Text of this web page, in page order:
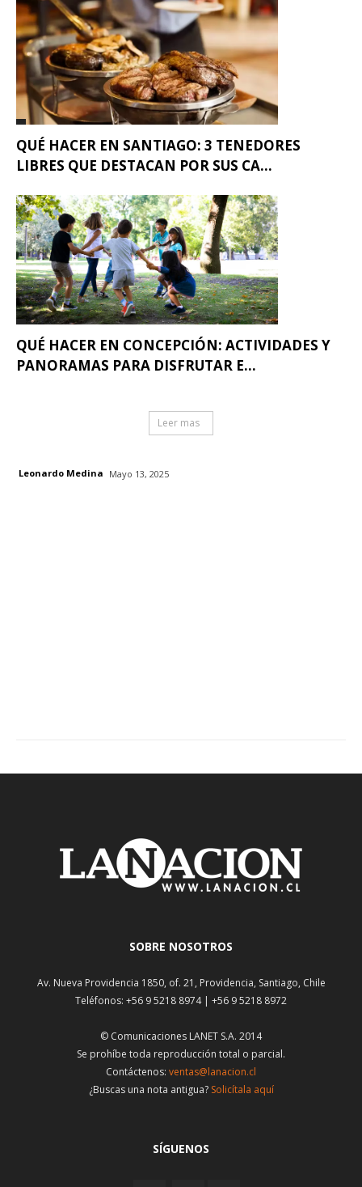
QUÉ HACER EN SANTIAGO: 3 TENEDORES
LIBRES QUE DESTACAN POR SUS CA...
QUÉ HACER EN CONCEPCIÓN: ACTIVIDADES Y
PANORAMAS PARA DISFRUTAR E...
Leer mas
Leonardo Medina Mayo 13, 2025
SOBRE NOSOTROS
Av. Nueva Providencia 1850, of. 21, Providencia, Santiago, Chile
Teléfonos: +56 9 5218 8974 | +56 9 5218 8972
© Comunicaciones LANET S.A. 2014
Se prohíbe toda reproducción total o parcial.
Contáctenos: ventas@lanacion.cl
¿Buscas una nota antigua? Solicítala aquí
SÍGUENOS